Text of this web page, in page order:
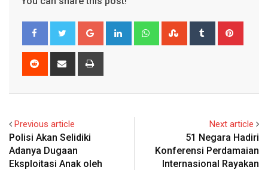
Google+ LinkedIn WhatsappStumbleUpon
Tumblr
Reddit
Share
Previous article
Polisi Akan Selidiki
Adanya Dugaan
Eksploitasi Anak oleh
Next article
51 Negara Hadiri
Konferensi Perdamaian
Internasional Rayakan